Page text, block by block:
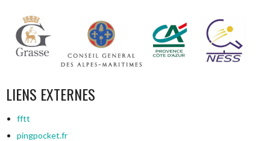
LIENS EXTERNES
fftt
pingpocket.fr